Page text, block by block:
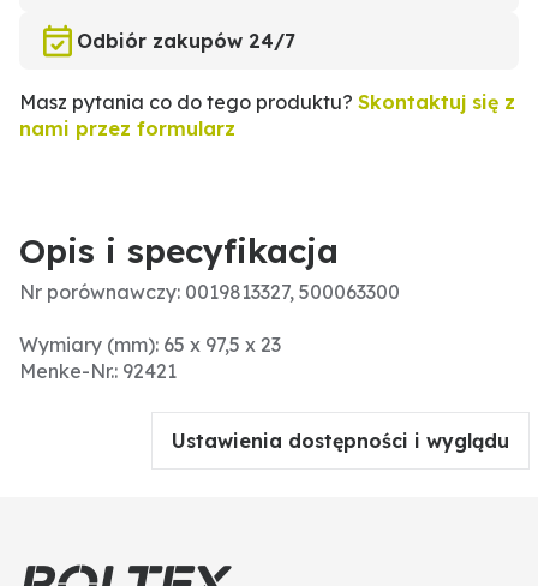
Odbiór zakupów 24/7
Masz pytania co do tego produktu? Skontaktuj się z
nami przez formularz
Opis i specyfikacja
Nr porównawczy: 0019813327, 500063300
Wymiary (mm): 65 x 97,5 x 23
Menke-Nr.: 92421
Ustawienia dostępności i wyglądu